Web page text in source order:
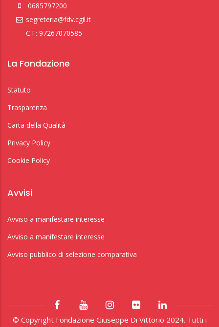
0685797200
segreteria@fdv.cgil.it
C.F: 97267070585
La Fondazione
Statuto
Trasparenza
Carta della Qualità
Privacy Policy
Cookie Policy
Avvisi
Avviso a manifestare interesse
Avviso a manifestare interesse
Avviso pubblico di selezione comparativa
© Copyright Fondazione Giuseppe Di Vittorio 2024. Tutti i